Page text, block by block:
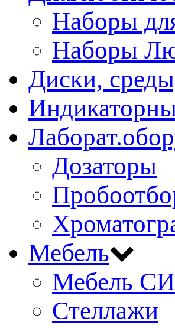
Наборы
Наборы
Диски,
Дозаторы
Мебель
Мебель
Стеллажи